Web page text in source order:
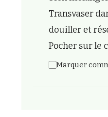
Transvaser
douiller et
Pocher sur le
Marquer